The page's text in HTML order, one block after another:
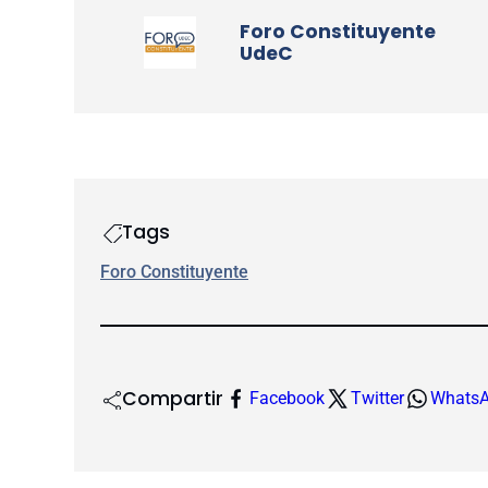
Foro Constituyente
UdeC
Tags
Foro Constituyente
Compartir Facebook Twitter